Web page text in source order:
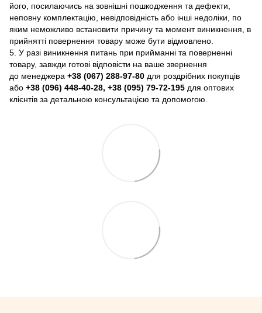
його, посилаючись на зовнішні пошкодження та дефекти,
неповну комплектацію, невідповідність або інші недоліки, по
яким неможливо встановити причину та момент виникнення, в
прийнятті повернення товару може бути відмовлено.
5. У разі виникнення питань при прийманні та поверненні
товару, завжди готові відповісти на ваше звернення
до менеджера +38 (067) 288-97-80 для роздрібних покупців
або +38 (096) 448-40-28, +38 (095) 79-72-195 для оптових
клієнтів за детальною консультацією та допомогою.